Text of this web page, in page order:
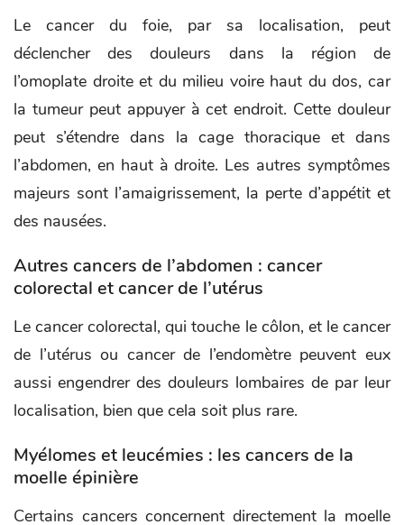
Le cancer du foie, par sa localisation, peut
déclencher des douleurs dans la région de
l’omoplate droite et du milieu voire haut du dos, car
la tumeur peut appuyer à cet endroit. Cette douleur
peut s’étendre dans la cage thoracique et dans
l’abdomen, en haut à droite. Les autres symptômes
majeurs sont l’amaigrissement, la perte d’appétit et
des nausées.
Autres cancers de l’abdomen : cancer
colorectal et cancer de l’utérus
Le cancer colorectal, qui touche le côlon, et le cancer
de l’utérus ou cancer de l’endomètre peuvent eux
aussi engendrer des douleurs lombaires de par leur
localisation, bien que cela soit plus rare.
Myélomes et leucémies : les cancers de la
moelle épinière
Certains cancers concernent directement la moelle